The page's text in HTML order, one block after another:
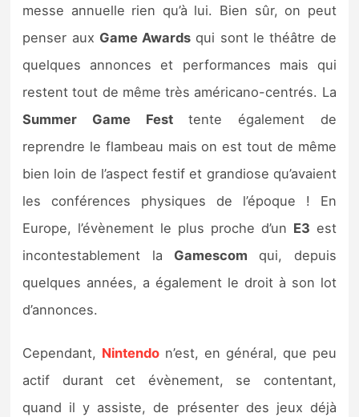
Previews
Précommandes
Précommandes jeux Switch 2
Sorties de jeux
Bons plans
messe annuelle rien qu’à lui. Bien sûr, on peut
penser aux Game Awards qui sont le théâtre de
quelques annonces et performances mais qui
restent tout de même très américano-centrés. La
Summer Game Festtente également de
reprendre le flambeau mais on est tout de même
bien loin de l’aspect festif et grandiose qu’avaient
les conférences physiques de l’époque ! En
Europe, l’évènement le plus proche d’un E3 est
incontestablement la Gamescom qui, depuis
quelques années, a également le droit à son lot
d’annonces.
Cependant, Nintendo n’est, en général, que peu
actif durant cet évènement, se contentant,
quand il y assiste, de présenter des jeux déjà